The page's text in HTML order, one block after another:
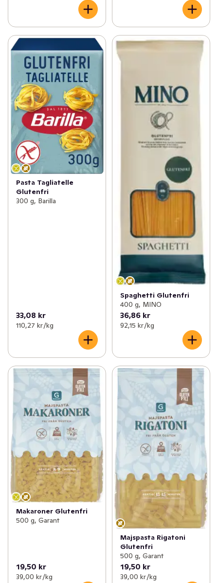
Pasta Tagliatelle
Glutenfri
300 g, Barilla
33,08 kr
110,27 kr /kg
Spaghetti Glutenfri
400 g, MINO
36,86 kr
92,15 kr /kg
Makaroner Glutenfri
500 g, Garant
19,50 kr
39,00 kr /kg
Majspasta Rigatoni
Glutenfri
500 g, Garant
19,50 kr
39,00 kr /kg